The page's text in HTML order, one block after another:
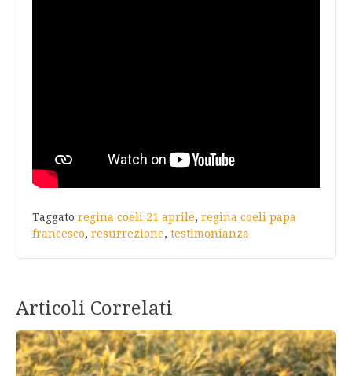
Taggato regina coeli 21 aprile, regina coeli papa
francesco, resurrezione, testimonianza
Articoli Correlati